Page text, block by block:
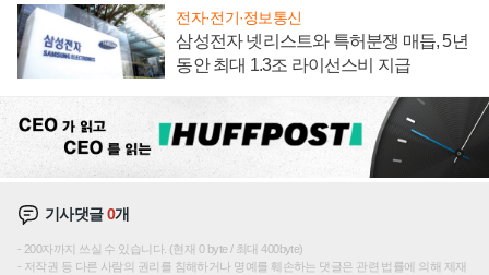
전자·전기·정보통신
삼성전자 넷리스트와 특허분쟁 매듭, 5년
동안 최대 1.3조 라이선스비 지급
기사댓글0개
200자까지 쓰실 수 있습니다. (현재 0 byte / 최대 400byte)
저작권 등 다른 사람의 권리를 침해하거나 명예를 훼손하는 댓글은 관련 법률에 의해 제재